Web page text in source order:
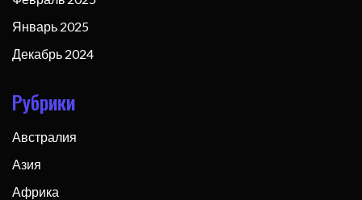
Январь 2025
Декабрь 2024
Рубрики
Австралия
Азия
Африка